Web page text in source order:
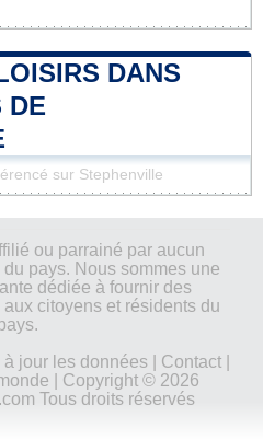
DANS
DE
sur Stephenville
ou parrainé par aucun
pays. Nous sommes une
dédiée à fournir des
citoyens et résidents du
à jour les données| Contact|
| Copyright © 2026
Tous droits réservés